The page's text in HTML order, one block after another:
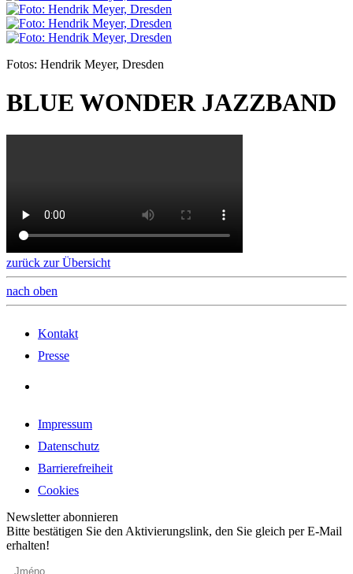
Fotos: Hendrik Meyer, Dresden
BLUE WONDER JAZZBAND
zurück zur Übersicht
nach oben
Kontakt
Presse
Impressum
Datenschutz
Barrierefreiheit
Cookies
Newsletter abonnieren
Bitte bestätigen Sie den Aktivierungslink, den Sie gleich per E-Mail
erhalten!